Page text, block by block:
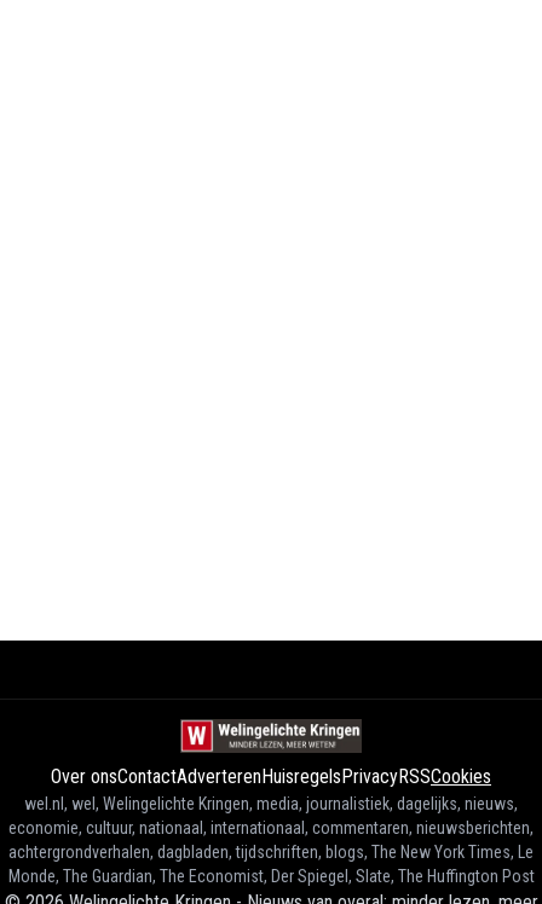
Over onsContactAdverterenHuisregels PrivacyRSSCookies
wel.nl, wel, Welingelichte Kringen, media, journalistiek, dagelijks, nieuws,
economie, cultuur, nationaal, internationaal, commentaren, nieuwsberichten,
achtergrondverhalen, dagbladen, tijdschriften, blogs, The New York Times, Le
Monde, The Guardian, The Economist, Der Spiegel, Slate, The Huffington Post